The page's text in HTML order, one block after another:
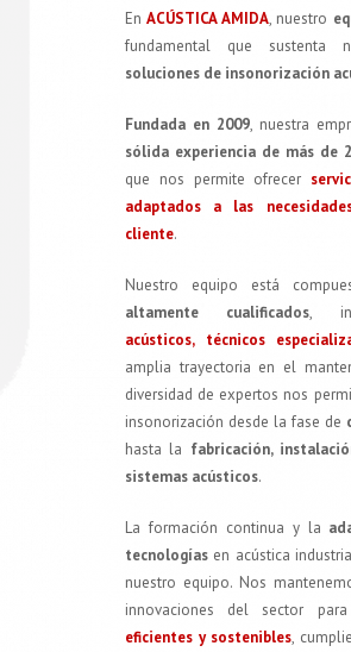
EnACÚSTICA AMIDA, nuestro
fundamental que sustenta
soluciones de insonorización
Fundada en 2009, nuestra
sólida experiencia de más de
que nos permite ofrecer
adaptados a las
cliente.
Nuestro equipo está
altamente cualificados,
acústicos, técnicos
amplia trayectoria en el
diversidad de expertos nos
insonorización desde la fase de
hasta la fabricación,
sistemas acústicos.
La formación continua y la
tecnologías en acústica
nuestro equipo. Nos
innovaciones del sector
eficientes y sostenibles,